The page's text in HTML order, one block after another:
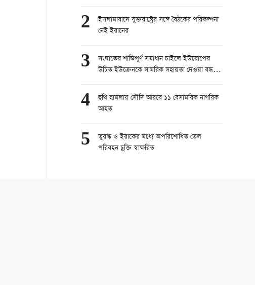
2
ইসলামাবাদে যুক্তরাষ্ট্রের সঙ্গে বৈঠকের পরিকল্পনা
নেই ইরানের
3
সংঘাতের শান্তিপূর্ণ সমাধান চাইলে ইউরোপের
উচিত ইউক্রেনকে সামরিক সহায়তা দেওয়া বন্ধ
4
হুথি হামলায় সৌদি আরবে ১১ বেসামরিক নাগরিক
আহত
5
তুরস্ক ও ইরাকের মধ্যে অপরিশোধিত তেল
পরিবহন চুক্তি স্বাক্ষরিত